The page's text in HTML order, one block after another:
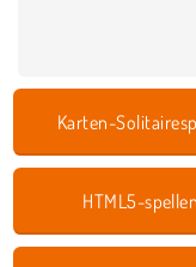
Karten-
HTML5-spellen